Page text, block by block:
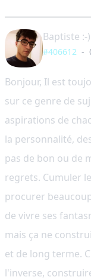
Baptiste :-)
#406612 -
Bonjour, Il est
sur ce genre de
aspirations de
la personnalité,
pas de bon ou de
regrets. Cumuler
procurer
de vivre ses
mais ça ne
et de long terme.
l'inverse,